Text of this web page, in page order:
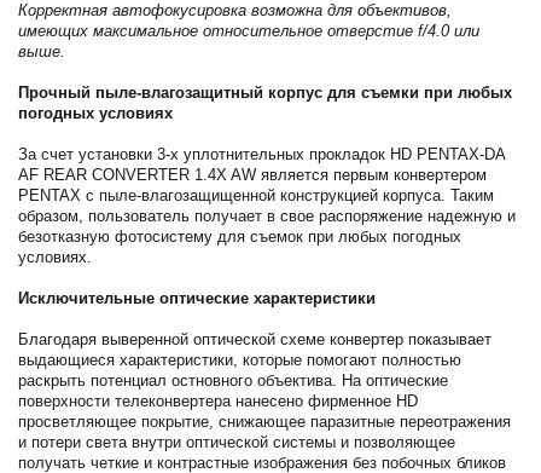
Корректная автофокусировка возможна для объективов,
имеющих максимальное относительное отверстие f/4.0 или
выше.
Прочный пыле-влагозащитный корпус для съемки при любых
погодных условиях
За счет установки 3-х уплотнительных прокладок HD PENTAX-DA
AF REAR CONVERTER 1.4X AW является первым конвертером
PENTAX с пыле-влагозащищенной конструкцией корпуса. Таким
образом, пользователь получает в свое распоряжение надежную и
безотказную фотосистему для съемок при любых погодных
условиях.
Исключительные оптические характеристики
Благодаря выверенной оптической схеме конвертер показывает
выдающиеся характеристики, которые помогают полностью
раскрыть потенциал остновного объектива. На оптические
поверхности телеконвертера нанесено фирменное HD
просветляющее покрытие, снижающее паразитные переотражения
и потери света внутри оптической системы и позволяющее
получать четкие и контрастные изображения без побочных бликов